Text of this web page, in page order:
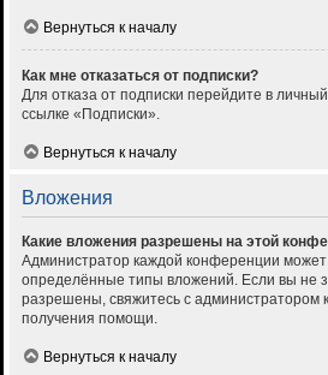
Вернуться к началу
Как мне отказаться от подписки?
Для отказа от подписки перейдите в
ссылке «Подписки».
Вернуться к началу
Вложения
Какие вложения разрешены на этой
Администратор каждой конференции
определённые типы вложений. Если вы не
разрешены, свяжитесь с администратором
получения помощи.
Вернуться к началу